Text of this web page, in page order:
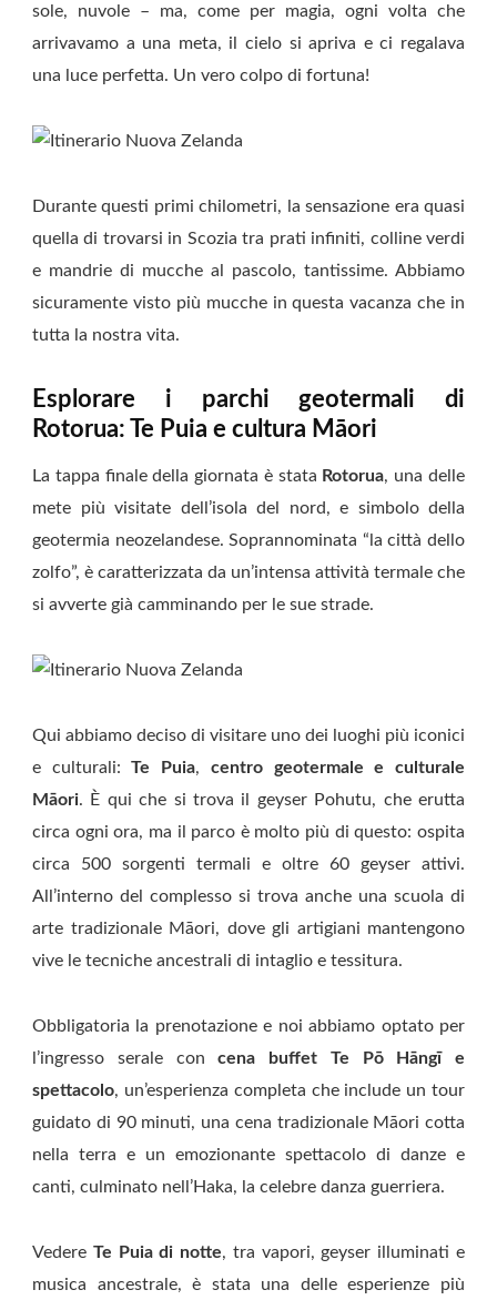
sole, nuvole – ma, come per magia, ogni volta che
arrivavamo a una meta, il cielo si apriva e ci regalava
una luce perfetta. Un vero colpo di fortuna!
Durante questi primi chilometri, la sensazione era quasi
quella di trovarsi in Scozia tra prati infiniti, colline verdi
e mandrie di mucche al pascolo, tantissime. Abbiamo
sicuramente visto più mucche in questa vacanza che in
tutta la nostra vita.
Esplorare i parchi geotermali di
Rotorua: Te Puia e cultura Māori
La tappa finale della giornata è stata Rotorua, una delle
mete più visitate dell’isola del nord, e simbolo della
geotermia neozelandese. Soprannominata “la città dello
zolfo”, è caratterizzata da un’intensa attività termale che
si avverte già camminando per le sue strade.
Qui abbiamo deciso di visitare uno dei luoghi più iconici
e culturali:Te Puia, centro geotermale e culturale
Māori. È qui che si trova il geyser Pohutu, che erutta
circa ogni ora, ma il parco è molto più di questo: ospita
circa 500 sorgenti termali e oltre 60 geyser attivi.
All’interno del complesso si trova anche una scuola di
arte tradizionale Māori, dove gli artigiani mantengono
vive le tecniche ancestrali di intaglio e tessitura.
Obbligatoria la prenotazione e noi abbiamo optato per
l’ingresso serale concena buffet Te Pō Hāngī e
spettacolo, un’esperienza completa che include un tour
guidato di 90 minuti, una cena tradizionale Māori cotta
nella terra e un emozionante spettacolo di danze e
canti, culminato nell’Haka, la celebre danza guerriera.
Vedere Te Puia di notte, tra vapori, geyser illuminati e
musica ancestrale, è stata una delle esperienze più